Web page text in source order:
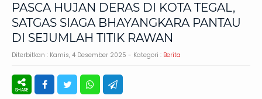
PASCA HUJAN DERAS DI KOTA TEGAL,
SATGAS SIAGA BHAYANGKARA PANTAU
DI SEJUMLAH TITIK RAWAN
Diterbitkan : Kamis, 4 Desember 2025 - Kategori : Berita